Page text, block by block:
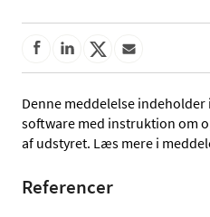
Denne meddelelse
software med instruktion om
af udstyret. Læs mere i
Referencer